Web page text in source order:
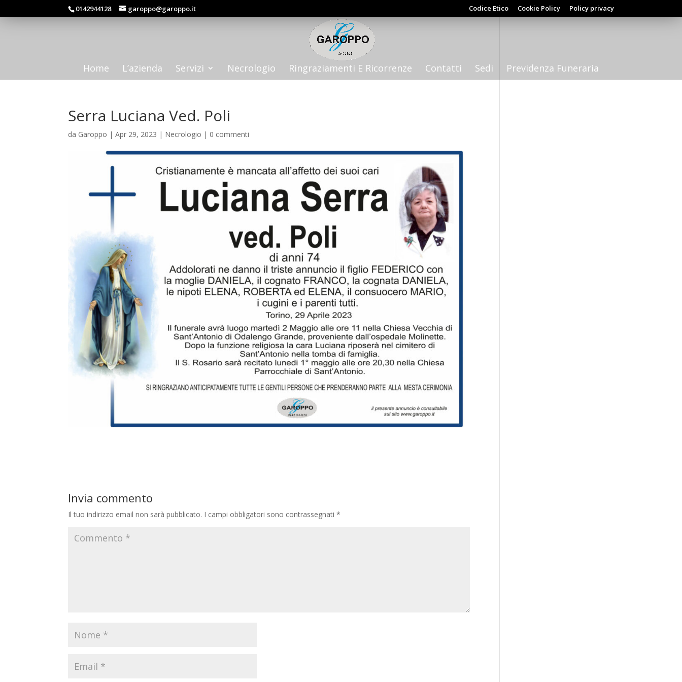
0142944128 garoppo@garoppo.it Codice Etico Cookie Policy Policy privacy
Home L’azienda Servizi Necrologio Ringraziamenti E Ricorrenze Contatti Sedi Previdenza Funeraria
Serra Luciana Ved. Poli
da Garoppo |Apr 29, 2023 | Necrologio | 0 commenti
Invia commento
Il tuo indirizzo email non sarà pubblicato. I campi obbligatori sono contrassegnati*